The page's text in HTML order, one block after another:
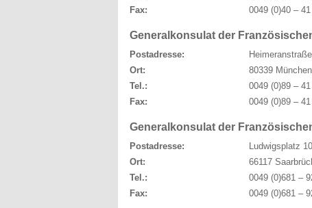
Fax:
0049 (0)40 – 41
Generalkonsulat der
Postadresse:
Ort:
80339 München
Tel.:
0049 (0)89 –
Fax:
0049 (0)89 –
Generalkonsulat der
Postadresse:
Ludwigsplatz 10
Ort:
66117
Tel.:
0049 (0)681 –
Fax:
0049 (0)681 –